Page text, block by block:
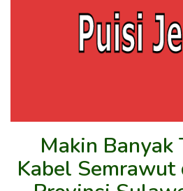
Makin Banyak
Kabel Semrawut